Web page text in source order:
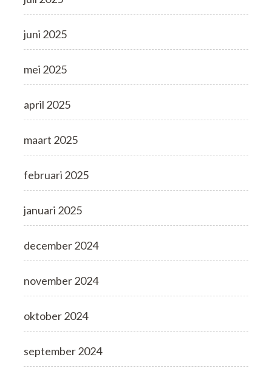
juni 2025
mei 2025
april 2025
maart 2025
februari 2025
januari 2025
december 2024
november 2024
oktober 2024
september 2024